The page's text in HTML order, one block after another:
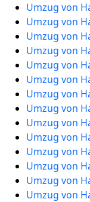
Umzug von
Umzug von
Umzug von
Umzug von
Umzug von
Umzug von
Umzug von
Umzug von
Umzug von
Umzug von
Umzug von
Umzug von
Umzug von
Umzug von